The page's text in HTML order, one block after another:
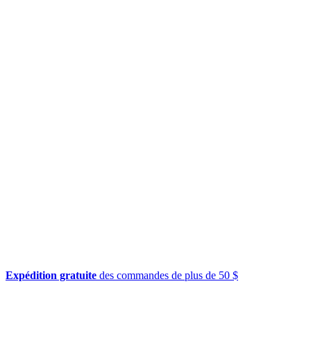
Expédition gratuite des commandes de plus de 50 $